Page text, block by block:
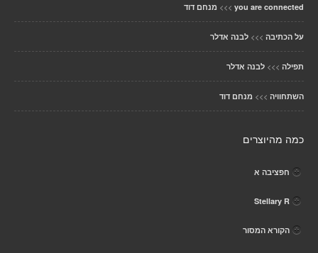
you are connected
>>> מנחם דוד
על הכתיבה >>> לבנה אדלר
תפילה >>> לבנה אדלר
השתחוויה >>> מנחם דוד
כמה מהיוצרים
חפציבה א
Stellary R
הקורא המסור